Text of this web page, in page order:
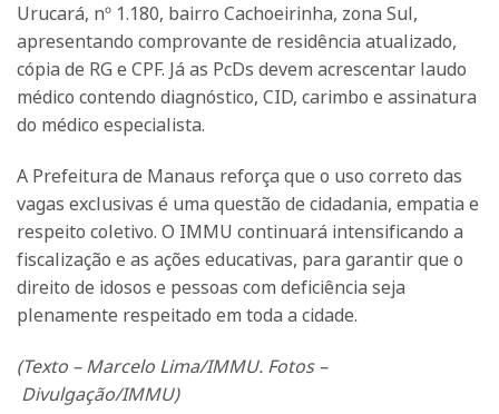
Urucará, nº 1.180, bairro Cachoeirinha, zona Sul,
apresentando comprovante de residência atualizado,
cópia de RG e CPF. Já as PcDs devem acrescentar laudo
médico contendo diagnóstico, CID, carimbo e assinatura
do médico especialista.
A Prefeitura de Manaus reforça que o uso correto das
vagas exclusivas é uma questão de cidadania, empatia e
respeito coletivo. O IMMU continuará intensificando a
fiscalização e as ações educativas, para garantir que o
direito de idosos e pessoas com deficiência seja
plenamente respeitado em toda a cidade.
(Texto – Marcelo Lima/IMMU. Fotos –
Divulgação/IMMU)